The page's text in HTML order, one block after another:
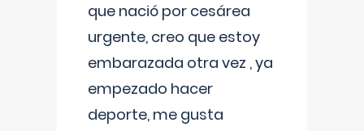
que nació por cesárea
urgente, creo que estoy
embarazada otra vez , ya
empezado hacer
deporte, me gusta